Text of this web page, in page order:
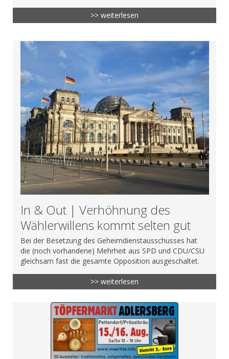
>> weiterlesen
In & Out | Verhöhnung des
Wählerwillens kommt selten gut
Bei der Besetzung des Geheimdienstausschusses hat
die (noch vorhandene) Mehrheit aus SPD und CDU/CSU
gleichsam fast die gesamte Opposition ausgeschaltet.
>> weiterlesen